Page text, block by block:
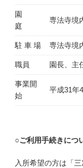
園
庭
専法寺境
駐 車 場 専法寺境
職員 園長、主
事業開
始
平成31年
○ご利用手続きにつ
入所希望の方は「